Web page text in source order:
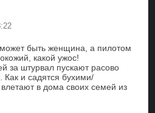
быть женщина, а пилотом
какой ужос!
за штурвал пускают расово
Как и садятся бухими/
в дома своих семей из